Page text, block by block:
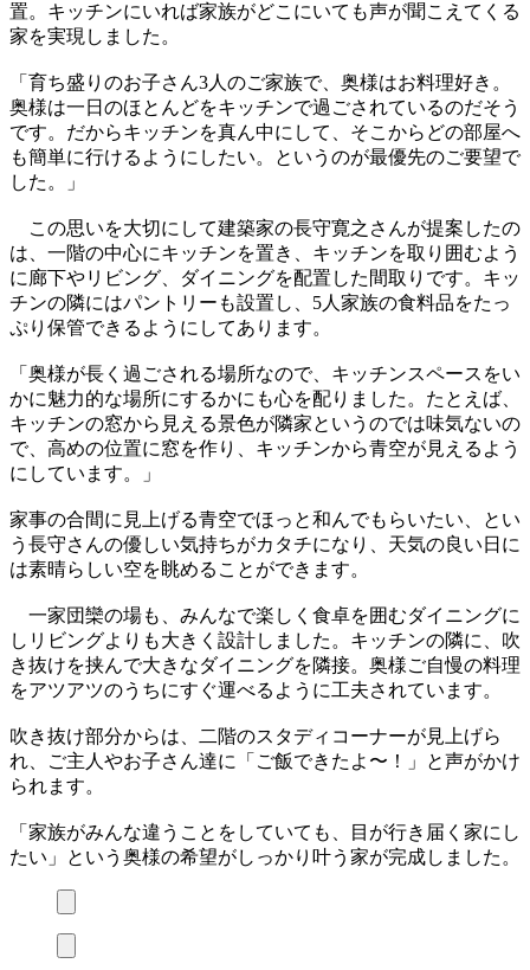
置。キッチンにいれば家族がどこにいても声が聞こえてくる
家を実現しました。
「育ち盛りのお子さん3人のご家族で、奥様はお料理好き。
奥様は一日のほとんどをキッチンで過ごされているのだそう
です。だからキッチンを真ん中にして、そこからどの部屋へ
も簡単に行けるようにしたい。というのが最優先のご要望で
した。」
この思いを大切にして建築家の長守寛之さんが提案したの
は、一階の中心にキッチンを置き、キッチンを取り囲むよう
に廊下やリビング、ダイニングを配置した間取りです。キッ
チンの隣にはパントリーも設置し、5人家族の食料品をたっ
ぷり保管できるようにしてあります。
「奥様が長く過ごされる場所なので、キッチンスペースをい
かに魅力的な場所にするかにも心を配りました。たとえば、
キッチンの窓から見える景色が隣家というのでは味気ないの
で、高めの位置に窓を作り、キッチンから青空が見えるよう
にしています。」
家事の合間に見上げる青空でほっと和んでもらいたい、とい
う長守さんの優しい気持ちがカタチになり、天気の良い日に
は素晴らしい空を眺めることができます。
一家団欒の場も、みんなで楽しく食卓を囲むダイニングに
しリビングよりも大きく設計しました。キッチンの隣に、吹
き抜けを挟んで大きなダイニングを隣接。奥様ご自慢の料理
をアツアツのうちにすぐ運べるように工夫されています。
吹き抜け部分からは、二階のスタディコーナーが見上げら
れ、ご主人やお子さん達に「ご飯できたよ〜！」と声がかけ
られます。
「家族がみんな違うことをしていても、目が行き届く家にし
たい」という奥様の希望がしっかり叶う家が完成しました。